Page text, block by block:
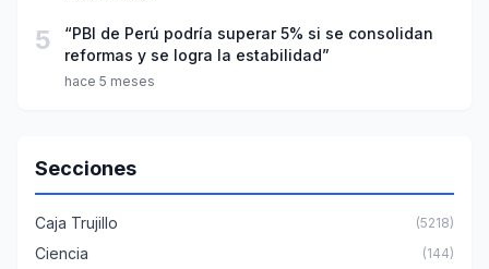
5
“PBI de Perú podría superar 5% si se consolidan
reformas y se logra la estabilidad”
hace 5 meses
Secciones
Caja Trujillo (5218)
Ciencia (144)